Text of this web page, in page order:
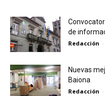
de
Redacción -
Nuevas
Baiona
Redacción -